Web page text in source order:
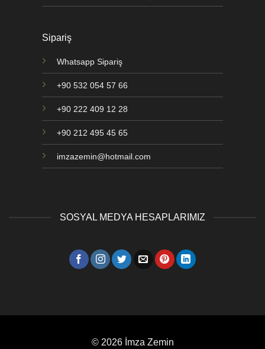
Sipariş
Whatsapp Sipariş
+90 532 054 57 66
+90 222 409 12 28
+90 212 495 45 65
imzazemin@hotmail.com
SOSYAL MEDYA HESAPLARIMIZ
© 2026 İmza Zemin